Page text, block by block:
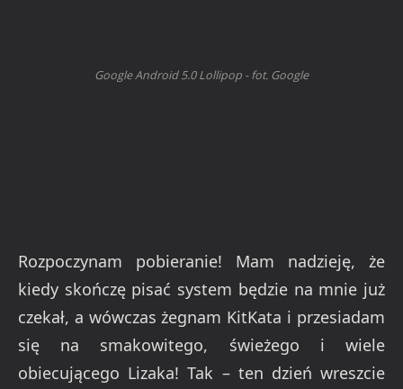
Google Android 5.0 Lollipop - fot. Google
Rozpoczynam pobieranie! Mam nadzieję, że
kiedy skończę pisać system będzie na mnie już
czekał, a wówczas żegnam KitKata i przesiadam
się na smakowitego, świeżego i wiele
obiecującego Lizaka! Tak – ten dzień wreszcie